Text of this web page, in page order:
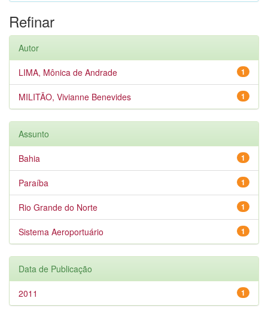
Refinar
Autor
1
LIMA, Mônica de Andrade
1
MILITÃO, Vivianne Benevides
Assunto
1
Bahia
1
Paraíba
1
Rio Grande do Norte
1
Sistema Aeroportuário
Data de Publicação
1
2011